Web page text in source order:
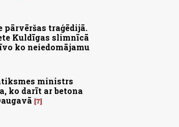
pārvēršas traģēdijā.
Kuldīgas slimnīcā
ko neiedomājamu
ministrs
ko darīt ar betona
7